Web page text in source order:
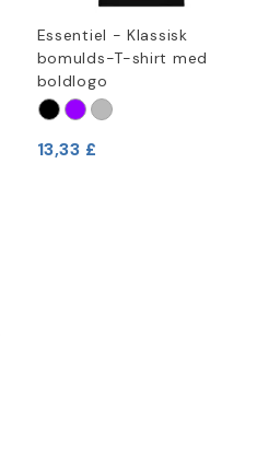
Essentiel - Klassisk
bomulds-T-shirt med
boldlogo
13,33 £